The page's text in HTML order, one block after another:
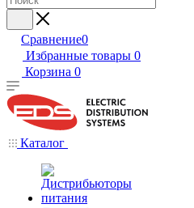
Сравнение0
Избранные товары 0
Корзина 0
Каталог